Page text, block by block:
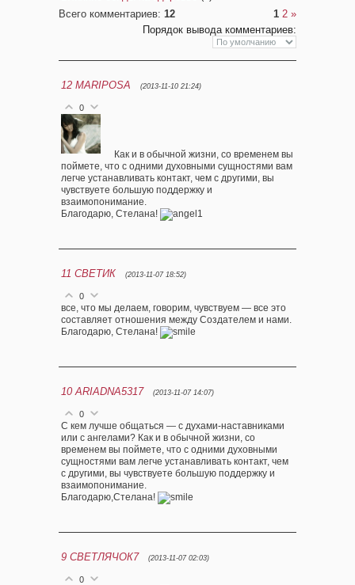
Всего комментариев: 12 1 2 »
Порядок вывода комментариев:
12 MARIPOSA (2013-11-10 21:24)
0
Как и в обычной жизни, со временем вы
поймете, что с одними духовными сущностями вам
легче устанавливать контакт, чем с другими, вы
чувствуете большую поддержку и
взаимопонимание.
Благодарю, Стелана!
11 СВЕТИК (2013-11-07 18:52)
0
все, что мы делаем, говорим, чувствуем — все это
составляет отношения между Создателем и нами.
Благодарю, Стелана!
10 ARIADNA5317 (2013-11-07 14:07)
0
С кем лучше общаться — с духами-наставниками
или с ангелами? Как и в обычной жизни, со
временем вы поймете, что с одними духовными
сущностями вам легче устанавливать контакт, чем
с другими, вы чувствуете большую поддержку и
взаимопонимание.
Благодарю,Стелана!
9 СВЕТЛЯЧОК7 (2013-11-07 02:03)
0